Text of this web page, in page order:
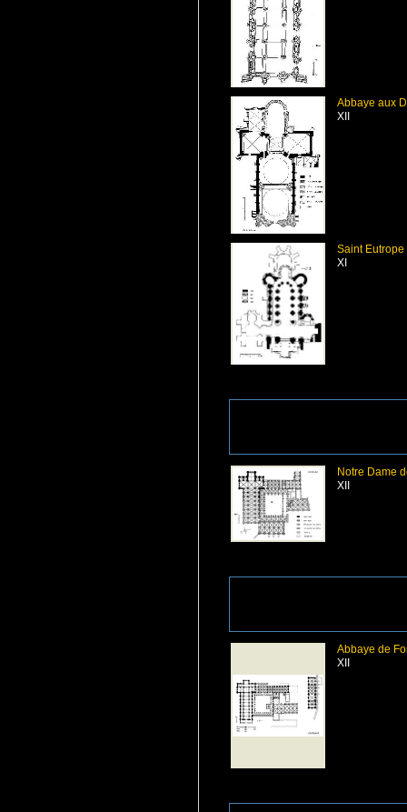
Abbaye aux
XII
Saint
XI
Notre Dame
XII
Abbaye de
XII